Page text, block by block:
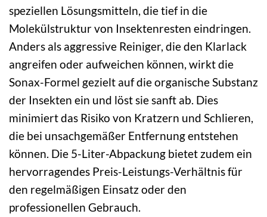
speziellen Lösungsmitteln, die tief in die
Molekülstruktur von Insektenresten eindringen.
Anders als aggressive Reiniger, die den Klarlack
angreifen oder aufweichen können, wirkt die
Sonax-Formel gezielt auf die organische Substanz
der Insekten ein und löst sie sanft ab. Dies
minimiert das Risiko von Kratzern und Schlieren,
die bei unsachgemäßer Entfernung entstehen
können. Die 5-Liter-Abpackung bietet zudem ein
hervorragendes Preis-Leistungs-Verhältnis für
den regelmäßigen Einsatz oder den
professionellen Gebrauch.